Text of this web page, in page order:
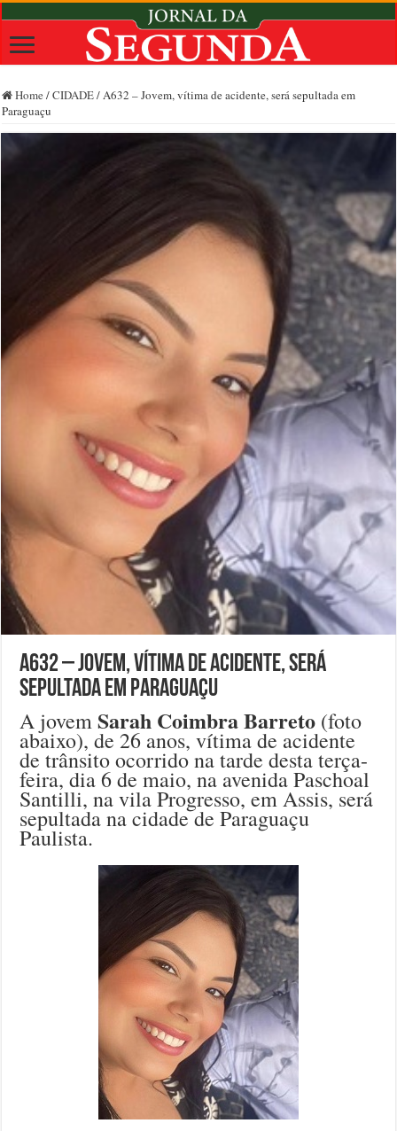
Home /CIDADE/A632 – Jovem, vítima de acidente, será sepultada em
Paraguaçu
A632 – Jovem, vítima de acidente, será
sepultada em Paraguaçu
A jovemSarah Coimbra Barreto (foto
abaixo), de 26 anos, vítima de acidente
de trânsito ocorrido na tarde desta terça-
feira, dia 6 de maio, na avenida Paschoal
Santilli, na vila Progresso, em Assis, será
sepultada na cidade de Paraguaçu
Paulista.